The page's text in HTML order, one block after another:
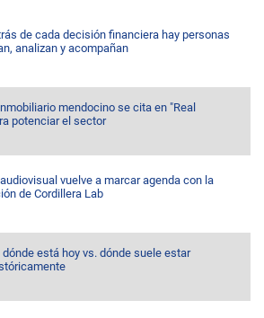
de cada decisión financiera hay personas
analizan y acompañan
mendocino se cita en "Real
potenciar el sector
vuelve a marcar agenda con la
de Cordillera Lab
dónde está hoy vs. dónde suele estar